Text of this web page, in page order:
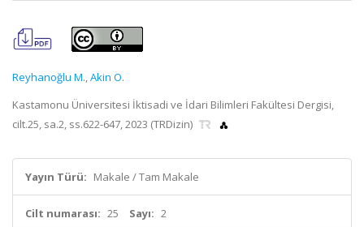
Reyhanoğlu M.,Akin O.
Kastamonu Üniversitesi İktisadi ve İdari Bilimleri Fakültesi Dergisi,
cilt.25, sa.2, ss.622-647, 2023 (TRDizin)
Yayın Türü: Makale / Tam Makale
Cilt numarası: 25 Sayı: 2